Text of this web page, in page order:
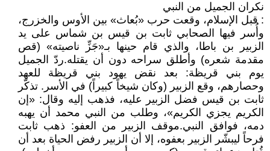
نكران الجميل من النبي
: قبل الإسلام، وقعت حرب «بُعاث» بين الأوس والخزرج،
وأُسر فيها الصحابي ثابت بن قيس بن شماس على يد
الزبير بن باطا، والذي قام حينها بـ«جَزِّ ناصيته» (قص
مقدمة شعره) وأطلق سراحه دون أن يقتله.ردّ الجميل
يوم بني قريظة: بعد نقض يهود بني قريظة للعهد
وحصارهم، وقع الزبير (وكان شيخاً كبيراً) في الأسر. تذكّر
ثابت بن قيس فضل الزبير عليه، فذهب إليه وقال: «إن
الكريم يجزي الكريم»، وطلب من النبي محمد أن يهبه
دمه، فوافق النبي.موقف الزبير من العفو: ذهب ثابت
فرحاً ليبشّر الزبير بعفوه، إلا أن الزبير رفض الحياة بعد أن